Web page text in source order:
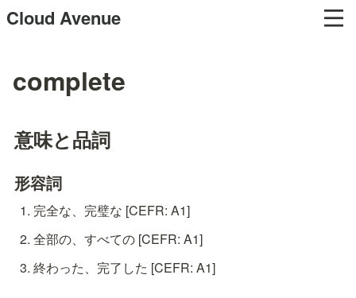
Cloud Avenue
complete
意味と品詞
形容詞
完全な、完璧な [CEFR: A1]
全部の、すべての [CEFR: A1]
終わった、完了した [CEFR: A1]